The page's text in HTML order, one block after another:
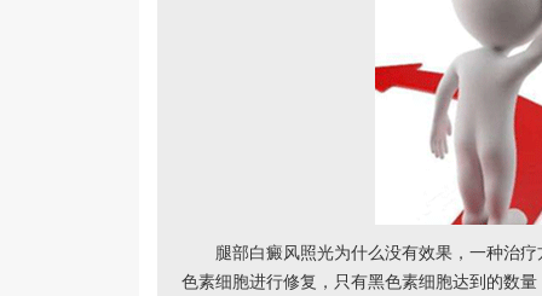
腿部白癜风照光为什么没有效果，一种治疗
色素细胞进行修复，只有黑色素细胞达到的数